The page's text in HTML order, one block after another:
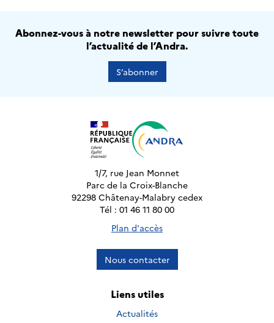
Abonnez-vous à notre newsletter pour suivre toute
l’actualité de l’Andra.
S’abonner
1/7, rue Jean Monnet
Parc de la Croix-Blanche
92298 Châtenay-Malabry cedex
Tél : 01 46 11 80 00
Plan d'accès
Nous contacter
Liens utiles
Actualités